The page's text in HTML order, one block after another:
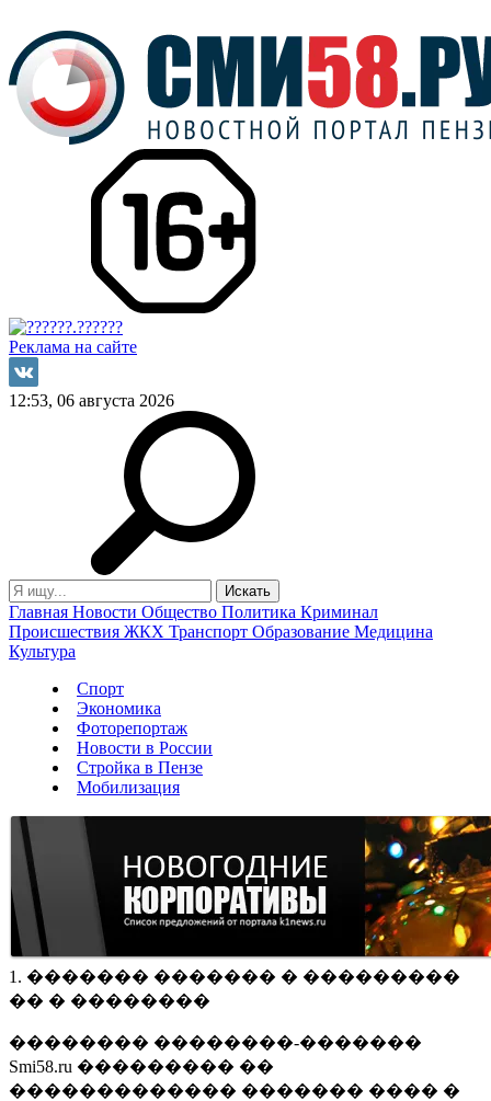
Реклама на сайте
12:53, 06 августа 2026
Главная Новости Общество Политика Криминал
Происшествия ЖКХ Транспорт Образование Медицина
Культура
Спорт
Экономика
Фоторепортаж
Новости в России
Стройка в Пензе
Мобилизация
1. ������� ������� � ���������
�� � ��������
�������� ��������-�������
Smi58.ru ��������� ��
������������� ������� ���� �